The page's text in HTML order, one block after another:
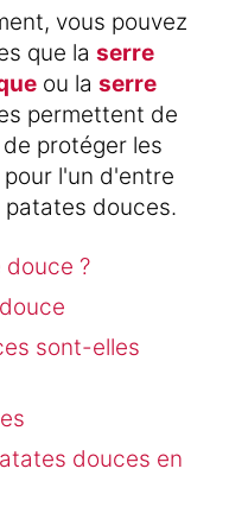
vous pouvez
que la serre
ou la serre
permettent de
protéger les
l'un d'entre
patates douces.
?
sont-elles
douces en